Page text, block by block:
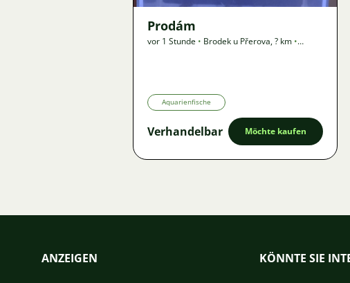
Prodám
vor 1 Stunde • Brodek u Přerova,? km •
Aquarienfische
Verhandelbar Möchte kaufen
ANZEIGEN KÖNNTE SIE